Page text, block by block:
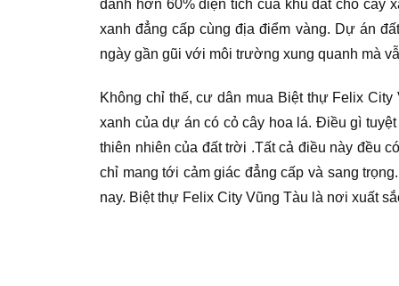
dành hơn 60% diện tích của khu đất cho cây
xanh đẳng cấp cùng địa điểm vàng. Dự án
ngày gần gũi với môi trường xung quanh mà
Không chỉ thế, cư dân mua Biệt thự Felix
xanh của dự án có cỏ cây hoa lá. Điều gì
thiên nhiên của đất trời .Tất cả điều này đều
chỉ mang tới cảm giác đẳng cấp và sang
nay. Biệt thự Felix City Vũng Tàu là nơi xuất